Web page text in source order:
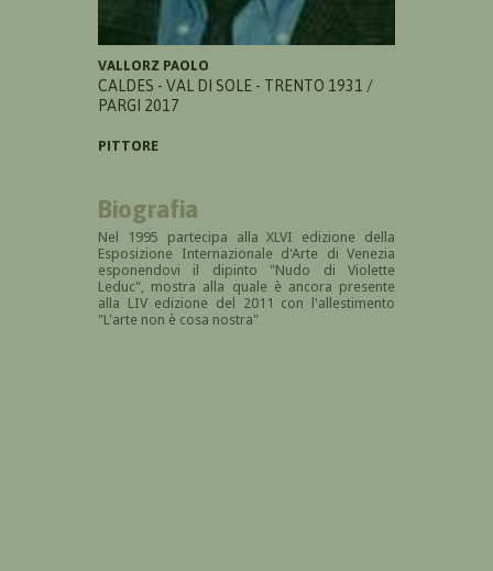
VALLORZ PAOLO
CALDES - VAL DI SOLE - TRENTO 1931 /
PARGI 2017
PITTORE
Biografia
Nel 1995 partecipa alla XLVI edizione della
Esposizione Internazionale d'Arte di Venezia
esponendovi il dipinto "Nudo di Violette
Leduc", mostra alla quale è ancora presente
alla LIV edizione del 2011 con l'allestimento
"L'arte non è cosa nostra"